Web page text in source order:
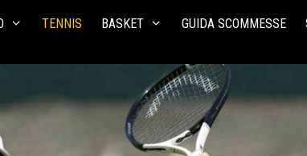
TENNIS BASKET GUIDA SCOMMESSE